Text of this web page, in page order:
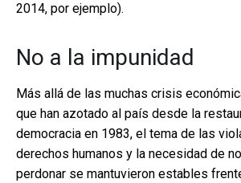
2014, por ejemplo).
No a la impunidad
Más allá de las muchas crisis
que han azotado al país desde la
democracia en 1983, el tema de las
derechos humanos y la necesidad de
perdonar se mantuvieron estables